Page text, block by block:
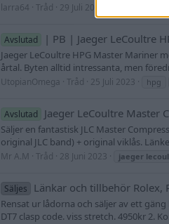
larra64 Tråd 29 Juli 2023
Avslutad | PB | Jaeger LeCoultre
Jaeger LeCoultre HPG Master Mariner
årtal. Byten alltid intressanta, men
UtopianOmega Tråd 25 Juli 2023 hpg
Avslutad Jaeger LeCoultre Master
Säljer en fantastisk JLC Master
original JLC band) + original viklås.
Mr A.M Tråd 28 Juni 2023 jaeger
Säljes Länkar och tillbehör Rolex,
Rensat ur lådorna och säljer av ett
DT7 clasp code. viss stretch. 4950kr 2.